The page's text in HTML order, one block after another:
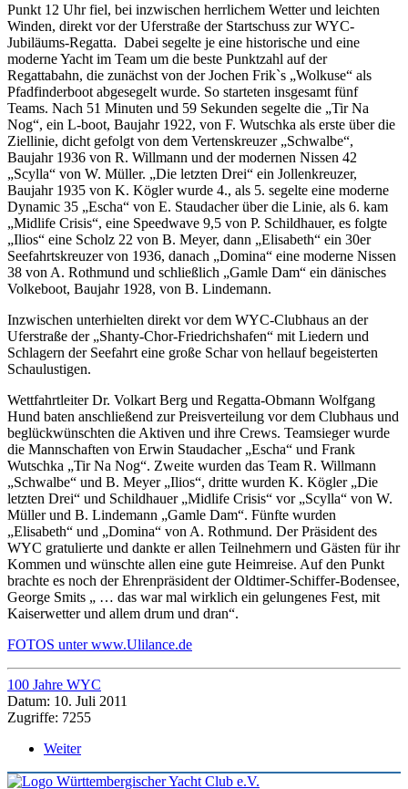
Punkt 12 Uhr fiel, bei inzwischen herrlichem Wetter und leichten
Winden, direkt vor der Uferstraße der Startschuss zur WYC-
Jubiläums-Regatta. Dabei segelte je eine historische und eine
moderne Yacht im Team um die beste Punktzahl auf der
Regattabahn, die zunächst von der Jochen Frik`s „Wolkuse“ als
Pfadfinderboot abgesegelt wurde. So starteten insgesamt fünf
Teams. Nach 51 Minuten und 59 Sekunden segelte die „Tir Na
Nog“, ein L-boot, Baujahr 1922, von F. Wutschka als erste über die
Ziellinie, dicht gefolgt von dem Vertenskreuzer „Schwalbe“,
Baujahr 1936 von R. Willmann und der modernen Nissen 42
„Scylla“ von W. Müller. „Die letzten Drei“ ein Jollenkreuzer,
Baujahr 1935 von K. Kögler wurde 4., als 5. segelte eine moderne
Dynamic 35 „Escha“ von E. Staudacher über die Linie, als 6. kam
„Midlife Crisis“, eine Speedwave 9,5 von P. Schildhauer, es folgte
„Ilios“ eine Scholz 22 von B. Meyer, dann „Elisabeth“ ein 30er
Seefahrtskreuzer von 1936, danach „Domina“ eine moderne Nissen
38 von A. Rothmund und schließlich „Gamle Dam“ ein dänisches
Volkeboot, Baujahr 1928, von B. Lindemann.
Inzwischen unterhielten direkt vor dem WYC-Clubhaus an der
Uferstraße der „Shanty-Chor-Friedrichshafen“ mit Liedern und
Schlagern der Seefahrt eine große Schar von hellauf begeisterten
Schaulustigen.
Wettfahrtleiter Dr. Volkart Berg und Regatta-Obmann Wolfgang
Hund baten anschließend zur Preisverteilung vor dem Clubhaus und
beglückwünschten die Aktiven und ihre Crews. Teamsieger wurde
die Mannschaften von Erwin Staudacher „Escha“ und Frank
Wutschka „Tir Na Nog“. Zweite wurden das Team R. Willmann
„Schwalbe“ und B. Meyer „Ilios“, dritte wurden K. Kögler „Die
letzten Drei“ und Schildhauer „Midlife Crisis“ vor „Scylla“ von W.
Müller und B. Lindemann „Gamle Dam“. Fünfte wurden
„Elisabeth“ und „Domina“ von A. Rothmund. Der Präsident des
WYC gratulierte und dankte er allen Teilnehmern und Gästen für ihr
Kommen und wünschte allen eine gute Heimreise. Auf den Punkt
brachte es noch der Ehrenpräsident der Oldtimer-Schiffer-Bodensee,
George Smits „ … das war mal wirklich ein gelungenes Fest, mit
Kaiserwetter und allem drum und dran“.
FOTOS unter www.Ulilance.de
100 Jahre WYC
Datum: 10. Juli 2011
Zugriffe: 7255
Weiter